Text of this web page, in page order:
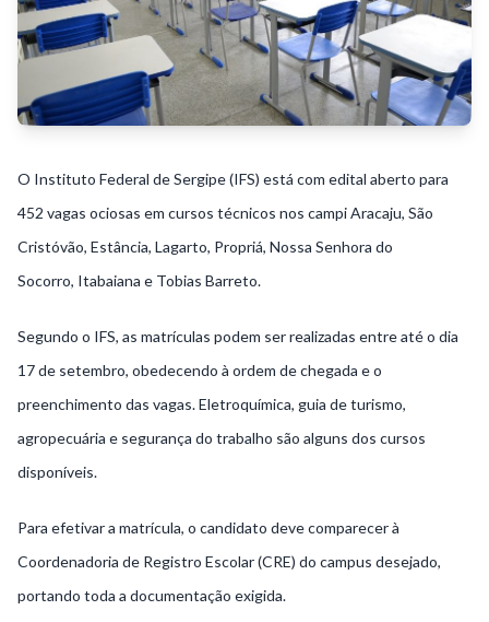
O Instituto Federal de Sergipe (IFS) está com edital aberto para
452 vagas ociosas em cursos técnicos nos campiAracaju, São
Cristóvão, Estância, Lagarto, Propriá, Nossa Senhora do
Socorro, Itabaiana e Tobias Barreto.
Segundo o IFS, as matrículas podem ser realizadas entre até o dia
17 de setembro, obedecendo à ordem de chegada e o
preenchimento das vagas. Eletroquímica, guia de turismo,
agropecuária e segurança do trabalho são alguns dos cursos
disponíveis.
Para efetivar a matrícula, o candidato deve comparecer à
Coordenadoria de Registro Escolar (CRE) do campus desejado,
portando toda a documentação exigida.